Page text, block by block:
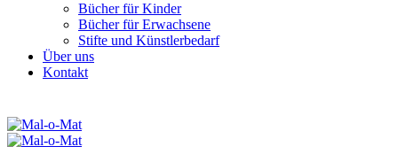
Bücher für Kinder
Bücher für Erwachsene
Stifte und Künstlerbedarf
Über uns
Kontakt